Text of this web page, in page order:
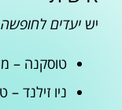
יש יעדים
טוסקנה –
ניו זילנד